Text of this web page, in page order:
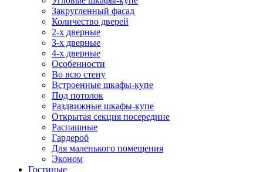
Закругленный фасад
Количество дверей
2-х дверные
3-х дверные
4-х дверные
Особенности
Во всю стену
Встроенные шкафы-купе
Под потолок
Раздвижные шкафы-купе
Открытая секция посередине
Распашные
Гардероб
Для маленького помещения
Эконом
Гостиные